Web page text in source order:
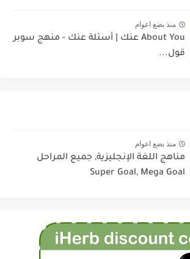
منذ بضع اعوام
About You عنك | أسئلة عنك - منهج سوبر
قول...
منذ بضع اعوام
مناهج اللغة الإنجليزية, جميع المراحل
Super Goal, Mega Goal